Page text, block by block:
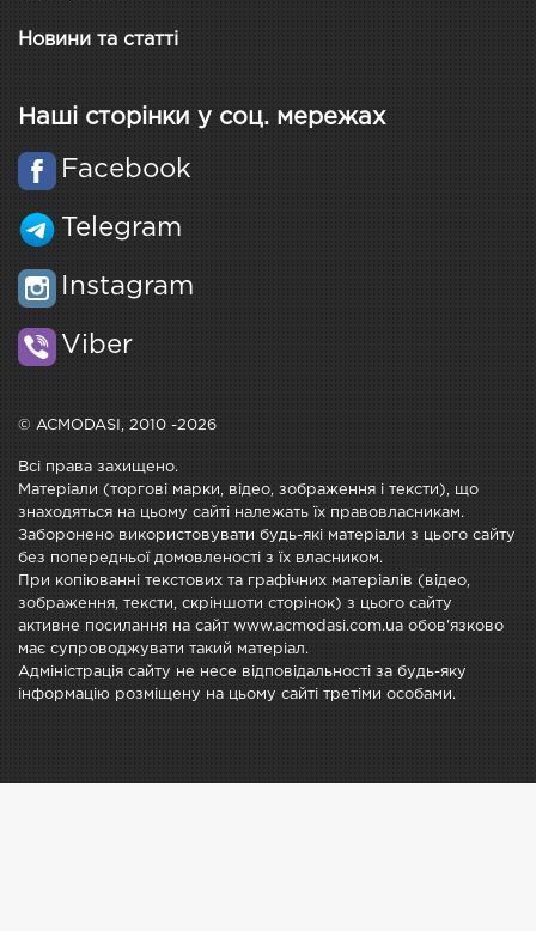
Новини та статті
Наші сторінки у соц. мережах
Facebook
Telegram
Instagram
Viber
© ACMODASI, 2010 -2026
Всі права захищено.
Матеріали (торгові марки, відео, зображення і тексти), що
знаходяться на цьому сайті належать їх правовласникам.
Заборонено використовувати будь-які матеріали з цього сайту
без попередньої домовленості з їх власником.
При копіюванні текстових та графічних матеріалів (відео,
зображення, тексти, скріншоти сторінок) з цього сайту
активне посилання на сайт www.acmodasi.com.ua обов'язково
має супроводжувати такий матеріал.
Адміністрація сайту не несе відповідальності за будь-яку
інформацію розміщену на цьому сайті третіми особами.